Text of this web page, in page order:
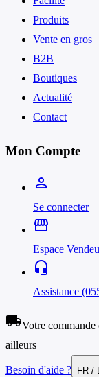
Produits
Vente en gros
B2B
Boutiques
Actualité
Contact
Mon Compte
person_outline
Se connecter
storefront
Espace
headset_mic
Assistance
local_shippingVotre
ailleurs
Besoin d'aide ? FR /